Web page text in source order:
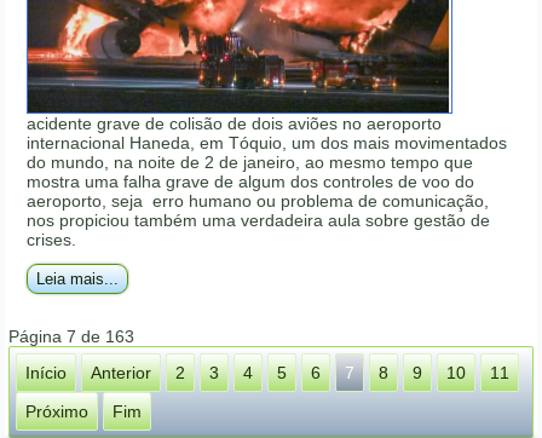
acidente grave de colisão de dois aviões no aeroporto
internacional Haneda, em Tóquio, um dos mais movimentados
do mundo, na noite de 2 de janeiro, ao mesmo tempo que
mostra uma falha grave de algum dos controles de voo do
aeroporto, seja erro humano ou problema de comunicação,
nos propiciou também uma verdadeira aula sobre gestão de
crises.
Leia mais...
Página 7 de 163
Início
Anterior 2 3 4 5 6 7 8 9 10
11
Próximo
Fim